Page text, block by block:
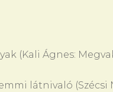
(Kali Ágnes:
látnivaló